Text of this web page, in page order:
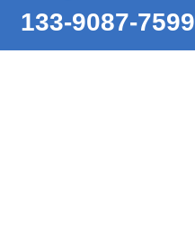
133-9087-7599